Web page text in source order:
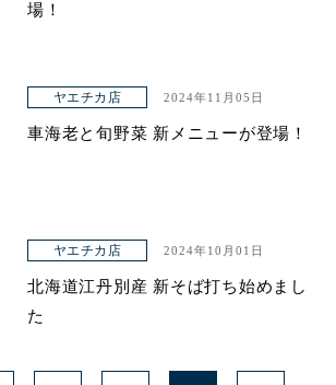
場！
ヤエチカ店 2024年11月05日
車海老と旬野菜 新メニューが登場！
ヤエチカ店 2024年10月01日
北海道江丹別産 新そば打ち始めまし
た